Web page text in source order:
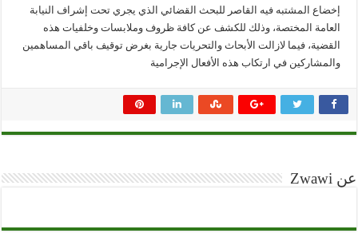
إخضاع المشتبه فيه القاصر للبحث القضائي الذي يجري تحت إشراف النيابة
العامة المختصة، وذلك للكشف عن كافة ظروف وملابسات وخلفيات هذه
القضية، فيما لازالت الأبحاث والتحريات جارية بغرض توقيف باقي المساهمين
والمشاركين في ارتكاب هذه الأفعال الإجرامية
عن Zwawi